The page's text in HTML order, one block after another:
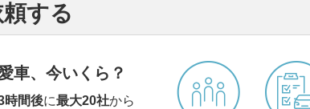
する
車、今いくら？
時間後に最大20社から